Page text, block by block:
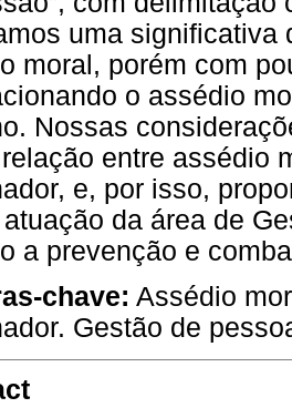
uma significativa
moral, porém com
o assédio
Nossas
entre assédio
e, por isso,
da área de
a prevenção e
chave: Assédio
Gestão de